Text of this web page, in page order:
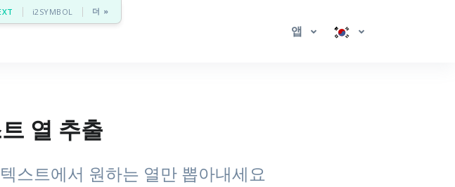
i2SYMBOL 더 »
앱
열 추출
스트에서 원하는 열만 뽑아내세요